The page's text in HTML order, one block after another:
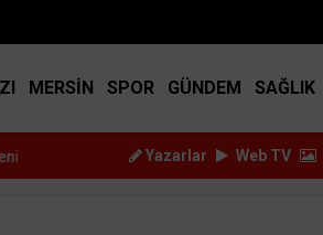
MERSİN SPOR GÜNDEM SAĞLIK
Çetin Mutlu, YENİ Parti Anamur Kurucu İlçe
Yazarlar Web TV